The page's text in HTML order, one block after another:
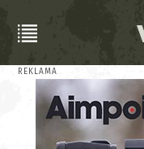
REKLAMA